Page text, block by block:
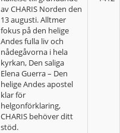
av CHARIS Norden den
13 augusti. Alltmer
fokus på den helige
Andes fulla liv och
nådegåvorna i hela
kyrkan, Den saliga
Elena Guerra – Den
helige Andes apostel
klar för
helgonförklaring,
CHARIS behöver ditt
stöd.